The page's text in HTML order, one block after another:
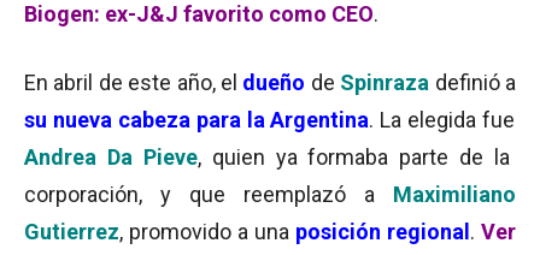
Biogen: ex-J&J favorito como CEO.
En abril de este año, el dueño de Spinraza definió a
su nueva cabeza para la Argentina. La elegida fue
Andrea Da Pieve, quien ya formaba parte de la
corporación, y que reemplazó a Maximiliano
Gutierrez, promovido a una posición regional . Ver